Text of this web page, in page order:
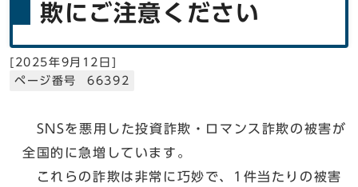
欺にご注意ください
[ 2025年9月12日 ]
ページ番号 66392
SNSを悪用した投資詐欺・ロマンス詐欺の被害が
全国的に急増しています。
これらの詐欺は非常に巧妙で、1件当たりの被害